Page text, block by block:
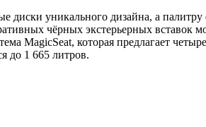
уникального дизайна, а
чёрных экстерьерных
MagicSeat, которая предлагает
до 1 665 литров.